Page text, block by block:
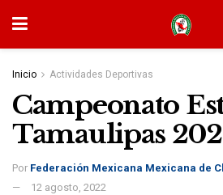
Inicio Actividades Deportivas
Campeonato
Tamaulipas
Por Federación Mexicana Mexicana de
12 agosto, 2022